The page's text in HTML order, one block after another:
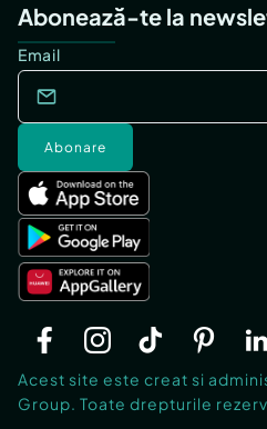
Abonează-te la
Email
Abonare
Acest site este creat si
Group. Toate drepturile